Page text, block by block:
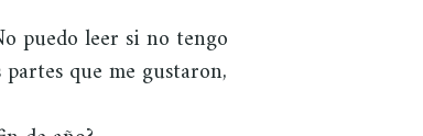
puedo leer si no tengo
que me gustaron,